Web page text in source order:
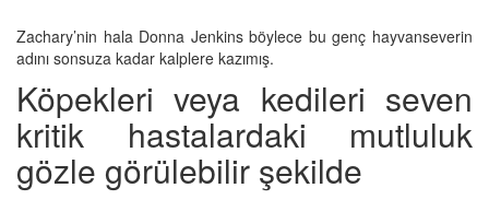
Zachary’nin hala Donna Jenkins böylece bu genç hayvanseverin
adını sonsuza kadar kalplere kazımış.
Köpekleri veya kedileri seven
kritik hastalardaki mutluluk
gözle görülebilir şekilde